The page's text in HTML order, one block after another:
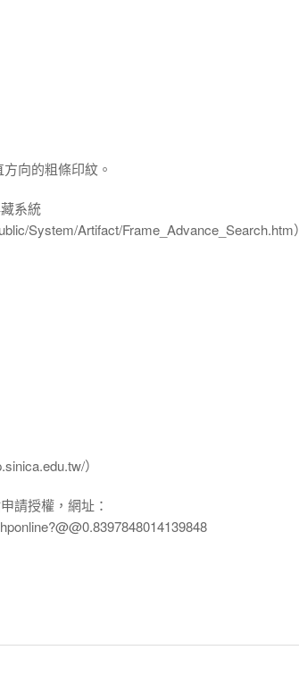
向的粗條印紋。
系統
System/Artifact/Frame_Advance_Search.htm）
）
請授權，網址：